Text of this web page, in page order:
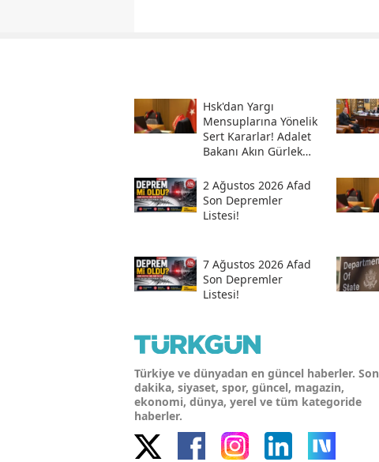
Hsk'dan Yargı
Mensuplarına Yönelik
Sert Kararlar! Adalet
Bakanı Akın Gürlek
Hesabından Açıkladı
2 Ağustos 2026 Afad
Son Depremler
Listesi!
7 Ağustos 2026 Afad
Son Depremler
Listesi!
Türkiye ve dünyadan en güncel haberler. Son
dakika, siyaset, spor, güncel, magazin,
ekonomi, dünya, yerel ve tüm kategoride
haberler.